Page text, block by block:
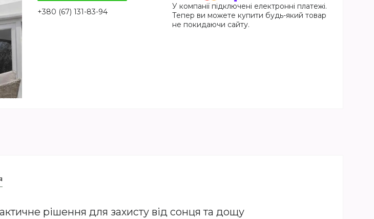
+380 (67) 131-83-94
У компанії підключені електронні платежі.
Тепер ви можете купити будь-який товар
не покидаючи сайту.
рішення для захисту від сонця та дощу